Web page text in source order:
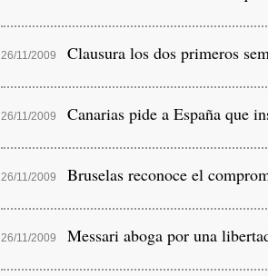
26/11/2009 Clausura los dos primeros
26/11/2009 Canarias pide a España que
26/11/2009 Bruselas reconoce el
26/11/2009 Messari aboga por una